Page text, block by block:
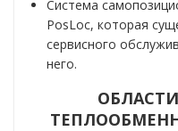
Система
PosLoc, которая
сервисного
него.